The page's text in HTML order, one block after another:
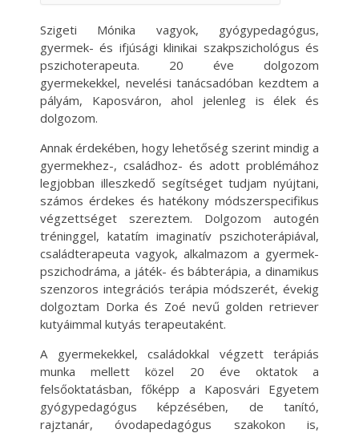
Szigeti Mónika vagyok, gyógypedagógus,
gyermek- és ifjúsági klinikai szakpszichológus és
pszichoterapeuta. 20 éve dolgozom
gyermekekkel, nevelési tanácsadóban kezdtem a
pályám, Kaposváron, ahol jelenleg is élek és
dolgozom.
Annak érdekében, hogy lehetőség szerint mindig a
gyermekhez-, családhoz- és adott problémához
legjobban illeszkedő segítséget tudjam nyújtani,
számos érdekes és hatékony módszerspecifikus
végzettséget szereztem. Dolgozom autogén
tréninggel, katatím imaginatív pszichoterápiával,
családterapeuta vagyok, alkalmazom a gyermek-
pszichodráma, a játék- és bábterápia, a dinamikus
szenzoros integrációs terápia módszerét, évekig
dolgoztam Dorka és Zoé nevű golden retriever
kutyáimmal kutyás terapeutaként.
A gyermekekkel, családokkal végzett terápiás
munka mellett közel 20 éve oktatok a
felsőoktatásban, főképp a Kaposvári Egyetem
gyógypedagógus képzésében, de tanító,
rajztanár, óvodapedagógus szakokon is,